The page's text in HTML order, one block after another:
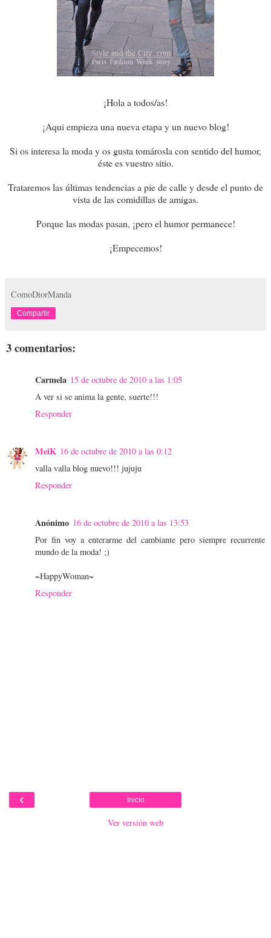
¡Hola a todos/as!
¡Aqui empieza una nueva etapa y un nuevo blog!
Si os interesa la moda y os gusta tomárosla con sentido del humor,
éste es vuestro sitio.
Trataremos las últimas tendencias a pie de calle y desde el punto de
vista de las comidillas de amigas.
Porque las modas pasan, ¡pero el humor permanece!
¡Empecemos!
ComoDiorManda
Compartir
3 comentarios:
Carmela 15 de octubre de 2010 a las 1:05
A ver si se anima la gente, suerte!!!
Responder
MeiK 16 de octubre de 2010 a las 0:12
valla valla blog nuevo!!! jujuju
Responder
Anónimo 16 de octubre de 2010 a las 13:53
Por fin voy a enterarme del cambiante pero siempre recurrente
mundo de la moda! ;)
~HappyWoman~
Responder
‹ Inicio
Ver versión web